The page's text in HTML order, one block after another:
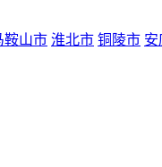
鞍山市 淮北市 铜陵市 安